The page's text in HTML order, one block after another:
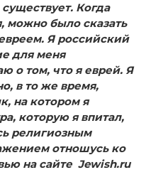
Когда
можно было сказать
Я российский
для меня
о том, что я еврей. Я
в то же время,
на котором я
которую я впитал,
религиозным
отношусь ко
на сайте Jewish.ru